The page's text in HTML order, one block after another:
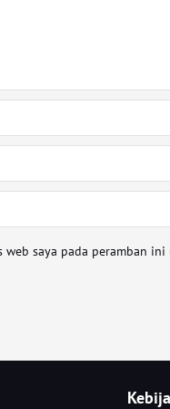
web saya pada peramban